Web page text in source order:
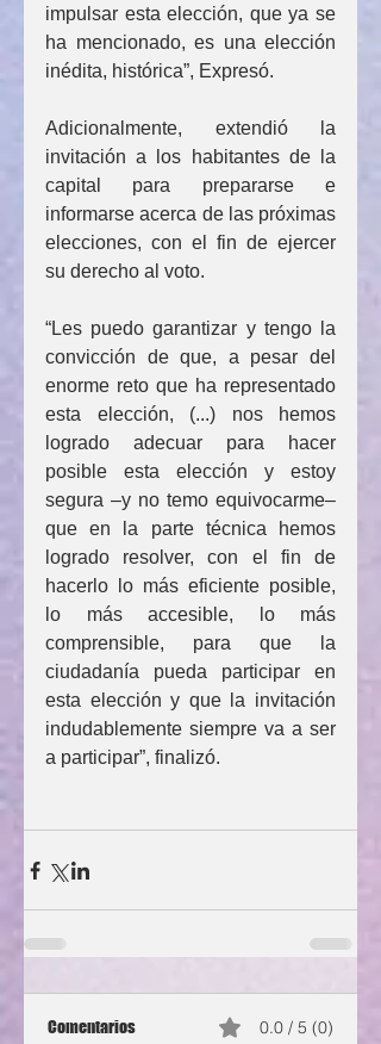
impulsar esta elección, que ya se
ha mencionado, es una elección
inédita, histórica”, Expresó.
Adicionalmente, extendió la
invitación a los habitantes de la
capital para prepararse e
informarse acerca de las próximas
elecciones, con el fin de ejercer
su derecho al voto.
“Les puedo garantizar y tengo la
convicción de que, a pesar del
enorme reto que ha representado
esta elección, (...) nos hemos
logrado adecuar para hacer
posible esta elección y estoy
segura –y no temo equivocarme–
que en la parte técnica hemos
logrado resolver, con el fin de
hacerlo lo más eficiente posible,
lo más accesible, lo más
comprensible, para que la
ciudadanía pueda participar en
esta elección y que la invitación
indudablemente siempre va a ser
a participar”, finalizó.
Comentarios 0.0 / 5 (0)